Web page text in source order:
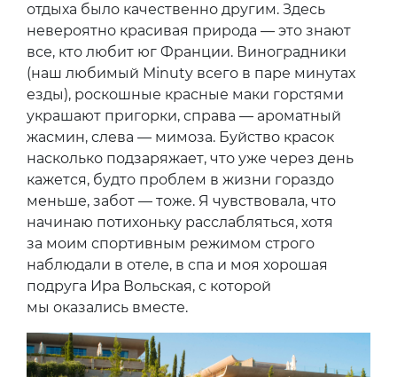
отдыха было качественно другим. Здесь
невероятно красивая природа — это знают
все, кто любит юг Франции. Виноградники
(наш любимый Minuty всего в паре минутах
езды), роскошные красные маки горстями
украшают пригорки, справа — ароматный
жасмин, слева — мимоза. Буйство красок
насколько подзаряжает, что уже через день
кажется, будто проблем в жизни гораздо
меньше, забот — тоже. Я чувствовала, что
начинаю потихоньку расслабляться, хотя
за моим спортивным режимом строго
наблюдали в отеле, в спа и моя хорошая
подруга Ира Вольская, с которой
мы оказались вместе.